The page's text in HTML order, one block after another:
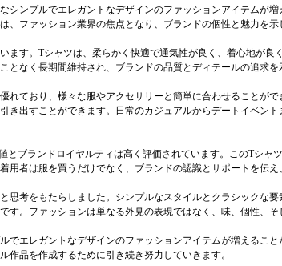
シンプルでエレガントなデザインのファッションアイテムが
ファッション業界の焦点となり、ブランドの個性と魅力を
ます。Tシャツは、柔らかく快適で通気性が良く、着心地が
なく長期間維持され、ブランドの品質とディテールの追求を
れており、様々な服やアクセサリーと簡単に合わせることが
き出すことができます。日常のカジュアルからデートイベン
ブランドロイヤルティは高く評価されています。このTシ
用者は服を買うだけでなく、ブランドの認識とサポートを伝
思考をもたらしました。シンプルなスタイルとクラシックな
。ファッションは単なる外見の表現ではなく、味、個性、そ
でエレガントなデザインのファッションアイテムが増えるこ
品を作成するために引き続き努力していきます。